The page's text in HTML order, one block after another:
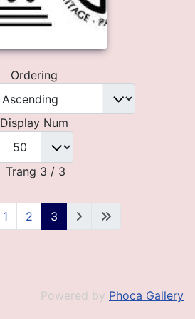
Ordering
Display Num
Trang 3 / 3
1 2 3
Powered by Phoca Gallery